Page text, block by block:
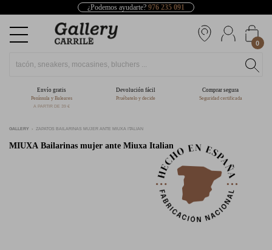
¿Podemos ayudarte? 976 235 091
0
Envío gratis
Península y Baleares
A PARTIR DE 39 €
Devolución fácil
Pruébatelo y decide
Comprar segura
Seguridad certificada
GALLERY ZAPATOS BAILARINAS MUJER ANTE MIUXA ITALIAN
MIUXA Bailarinas mujer ante Miuxa Italian